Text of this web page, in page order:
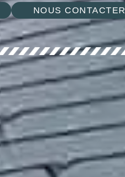
NOUS CONTACTER